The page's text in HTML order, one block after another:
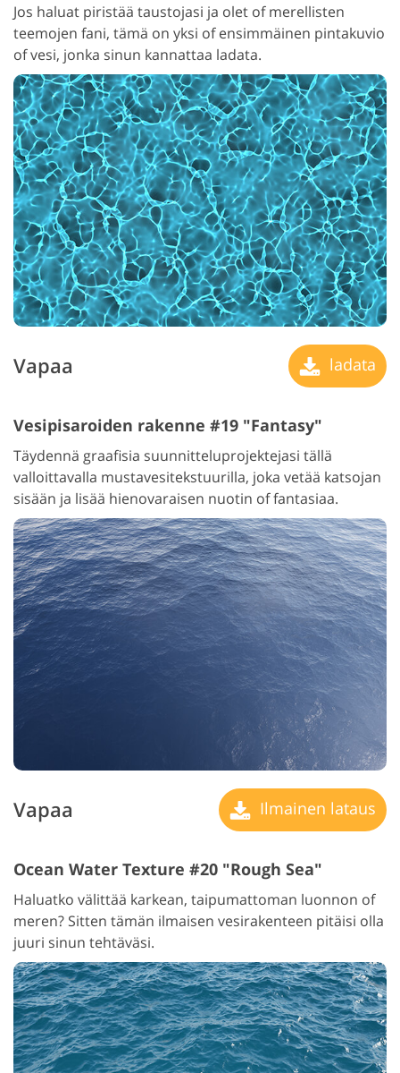
Jos haluat piristää taustojasi ja olet of merellisten
teemojen fani, tämä on yksi of ensimmäinen pintakuvio
of vesi, jonka sinun kannattaa ladata.
Vapaa ladata
Vesipisaroiden rakenne #19 "Fantasy"
Täydennä graafisia suunnitteluprojektejasi tällä
valloittavalla mustavesitekstuurilla, joka vetää katsojan
sisään ja lisää hienovaraisen nuotin of fantasiaa.
Vapaa Ilmainen lataus
Ocean Water Texture #20 "Rough Sea"
Haluatko välittää karkean, taipumattoman luonnon of
meren? Sitten tämän ilmaisen vesirakenteen pitäisi olla
juuri sinun tehtäväsi.